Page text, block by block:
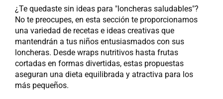
¿Te quedaste sin ideas para "loncheras saludables"?
No te preocupes, en esta sección te proporcionamos
una variedad de recetas e ideas creativas que
mantendrán a tus niños entusiasmados con sus
loncheras. Desde wraps nutritivos hasta frutas
cortadas en formas divertidas, estas propuestas
aseguran una dieta equilibrada y atractiva para los
más pequeños.